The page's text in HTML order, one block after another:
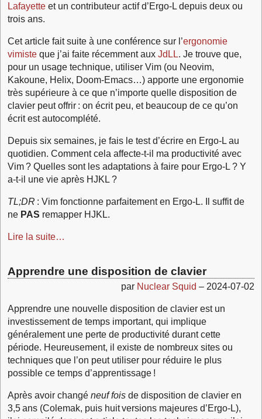
Lafayette et un contributeur actif d’Ergo‑L depuis deux ou
trois ans.
Cet article fait suite à une conférence sur l’ergonomie
vimiste que j’ai faite récemment aux JdLL. Je trouve que,
pour un usage technique, utiliser Vim (ou Neovim,
Kakoune, Helix, Doom-Emacs…) apporte une ergonomie
très supérieure à ce que n’importe quelle disposition de
clavier peut offrir : on écrit peu, et beaucoup de ce qu’on
écrit est autocomplété.
Depuis six semaines, je fais le test d’écrire en Ergo‑L au
quotidien. Comment cela affecte-t-il ma productivité avec
Vim ? Quelles sont les adaptations à faire pour Ergo‑L ? Y
a-t-il une vie après HJKL ?
TL;DR : Vim fonctionne parfaitement en Ergo‑L. Il suffit de
ne PAS remapper HJKL.
Lire la suite…
Apprendre une disposition de clavier
par Nuclear Squid – 2024-07-02
Apprendre une nouvelle disposition de clavier est un
investissement de temps important, qui implique
généralement une perte de productivité durant cette
période. Heureusement, il existe de nombreux sites ou
techniques que l’on peut utiliser pour réduire le plus
possible ce temps d’apprentissage !
Après avoir changé neuf fois de disposition de clavier en
3,5 ans (Colemak, puis huit versions majeures d’Ergo‑L),